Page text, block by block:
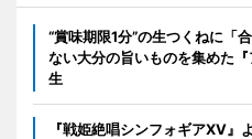
“賞味期限1分”の生つくねに「
ない大分の旨いものを集めた
生
『戦姫絶唱シンフォギアXV』